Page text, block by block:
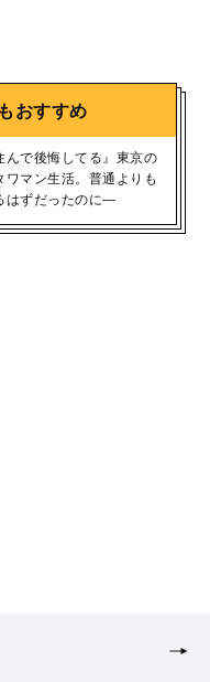
おすすめ
んで後悔してる』東京の
マン生活。普通よりも
はずだったのに―